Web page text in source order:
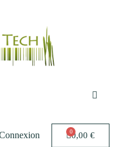
0,00 €